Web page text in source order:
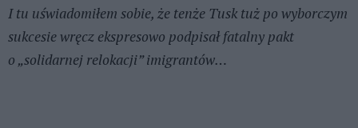
I tu uświadomiłem sobie, że tenże Tusk tuż po wyborczym
sukcesie wręcz ekspresowo podpisał fatalny pakt
o „solidarnej relokacji” imigrantów…